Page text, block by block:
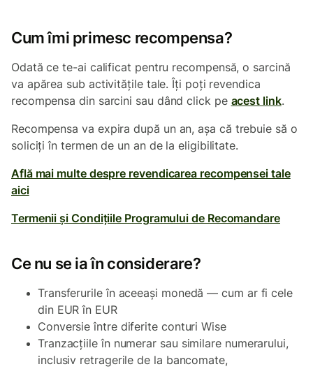
Cum îmi primesc recompensa?
Odată ce te-ai calificat pentru recompensă, o sarcină
va apărea sub activitățile tale. Îți poți revendica
recompensa din sarcini sau dând click pe acest link.
Recompensa va expira după un an, așa că trebuie să o
soliciți în termen de un an de la eligibilitate.
Află mai multe despre revendicarea recompensei tale
aici
Termenii și Condițiile Programului de Recomandare
Ce nu se ia în considerare?
Transferurile în aceeași monedă — cum ar fi cele
din EUR în EUR
Conversie între diferite conturi Wise
Tranzacțiile în numerar sau similare numerarului,
inclusiv retragerile de la bancomate,